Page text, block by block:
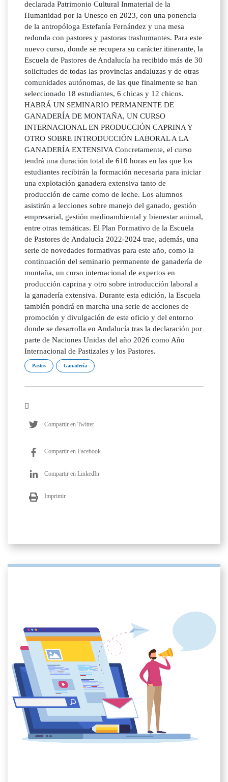
declarada Patrimonio Cultural Inmaterial de la
Humanidad por la Unesco en 2023, con una ponencia
de la antropóloga Estefanía Fernández y una mesa
redonda con pastores y pastoras trashumantes. Para este
nuevo curso, donde se recupera su carácter itinerante, la
Escuela de Pastores de Andalucía ha recibido más de 30
solicitudes de todas las provincias andaluzas y de otras
comunidades autónomas, de las que finalmente se han
seleccionado 18 estudiantes, 6 chicas y 12 chicos.
HABRÁ UN SEMINARIO PERMANENTE DE
GANADERÍA DE MONTAÑA, UN CURSO
INTERNACIONAL EN PRODUCCIÓN CAPRINA Y
OTRO SOBRE INTRODUCCIÓN LABORAL A LA
GANADERÍA EXTENSIVA Concretamente, el curso
tendrá una duración total de 610 horas en las que los
estudiantes recibirán la formación necesaria para iniciar
una explotación ganadera extensiva tanto de
producción de carne como de leche. Los alumnos
asistirán a lecciones sobre manejo del ganado, gestión
empresarial, gestión medioambiental y bienestar animal,
entre otras temáticas. El Plan Formativo de la Escuela
de Pastores de Andalucía 2022-2024 trae, además, una
serie de novedades formativas para este año, como la
continuación del seminario permanente de ganadería de
montaña, un curso internacional de expertos en
producción caprina y otro sobre introducción laboral a
la ganadería extensiva. Durante esta edición, la Escuela
también pondrá en marcha una serie de acciones de
promoción y divulgación de este oficio y del entorno
donde se desarrolla en Andalucía tras la declaración por
parte de Naciones Unidas del año 2026 como Año
Internacional de Pastizales y los Pastores.
Pastos Ganadería
Compartir en Twitter
Compartir en Facebook
Compartir en LinkedIn
Imprimir